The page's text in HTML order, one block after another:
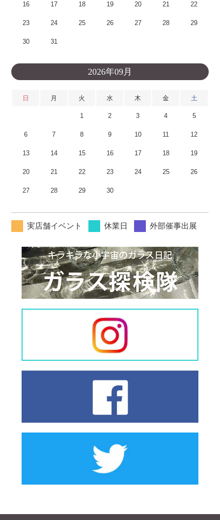
16 17 18 19 20 21 22
23 24 25 26 27 28 29
30 31
2026年09月
日 月 火 水 木 金 土
1 2 3 4 5
6 7 8 9 10 11 12
13 14 15 16 17 18 19
20 21 22 23 24 25 26
27 28 29 30
実店舗イベント 休業日 外部催事出展